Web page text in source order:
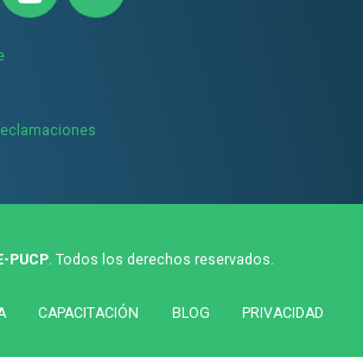
PUCP . Todos los derechos reservados.
CAPACITACIÓN BLOG
PRIVACIDAD